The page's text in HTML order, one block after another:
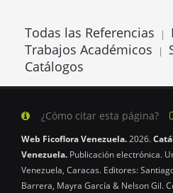
Todas las Referencias |
Trabajos Académicos |
Catálogos
¿Cómo citar esta página?
Web Ficoflora Venezuela.2026.
Venezuela. Publicación electrónica.
Venezuela, Caracas. Editores:
Barrera, Mayra García & Nelson Gil.